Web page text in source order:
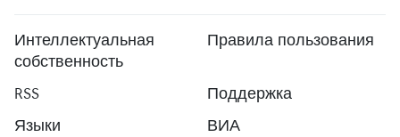
Интеллектуальная
собственность
Правила пользования
RSS
Поддержка
Языки
ВИА